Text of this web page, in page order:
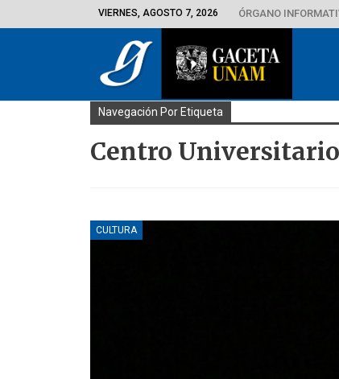
VIERNES, AGOSTO 7, 2026 ÓRGANO
Navegación Por Etiqueta
Centro
CULTURA